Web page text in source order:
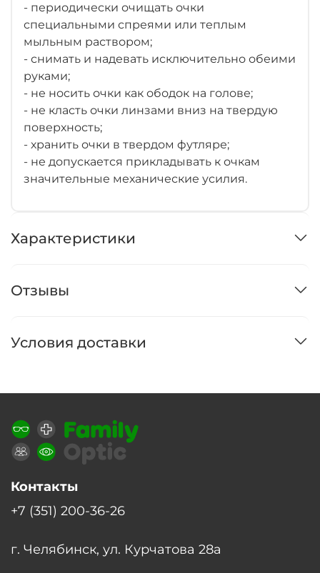
- периодически очищать очки
специальными спреями или теплым
мыльным раствором;
- снимать и надевать исключительно обеими
руками;
- не носить очки как ободок на голове;
- не класть очки линзами вниз на твердую
поверхность;
- хранить очки в твердом футляре;
- не допускается прикладывать к очкам
значительные механические усилия.
Характеристики
Отзывы
Условия доставки
Контакты
+7 (351) 200-36-26
г. Челябинск, ул. Курчатова 28а